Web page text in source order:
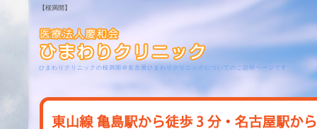
【桜満開】
ひまわりクリニックの桜満開＠名古屋ひまわりクリニックについてのご説明ページです